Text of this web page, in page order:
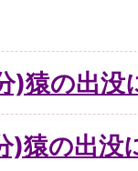
)猿の出没
)猿の出没